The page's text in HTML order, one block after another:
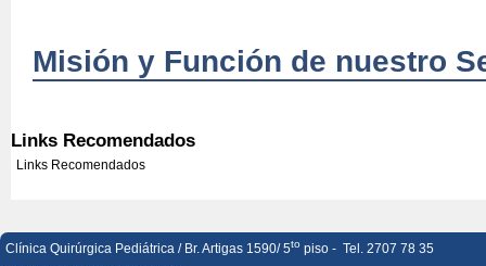
Misión y Función de nuestro
Links Recomendados
Links Recomendados
Clínica Quirúrgica Pediátrica / Br. Artigas 1590/ 5to piso - Tel. 2707 78 35